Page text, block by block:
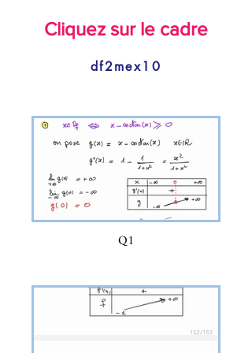
Cliquez sur le cadre
df2mex10
Q1